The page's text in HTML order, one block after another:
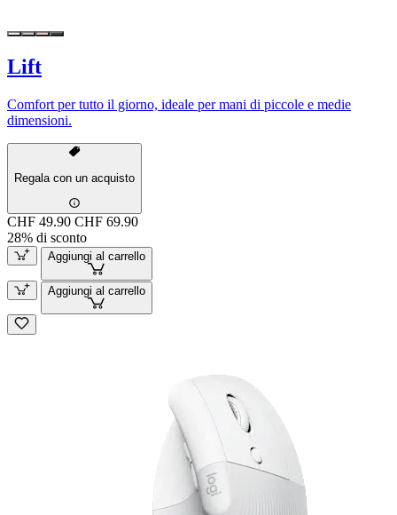
Lift
Comfort per tutto il giorno, ideale per mani di piccole e medie
dimensioni.
Regala con un acquisto
CHF 49.90 CHF 69.90
28% di sconto
Aggiungi al carrello
Aggiungi al carrello